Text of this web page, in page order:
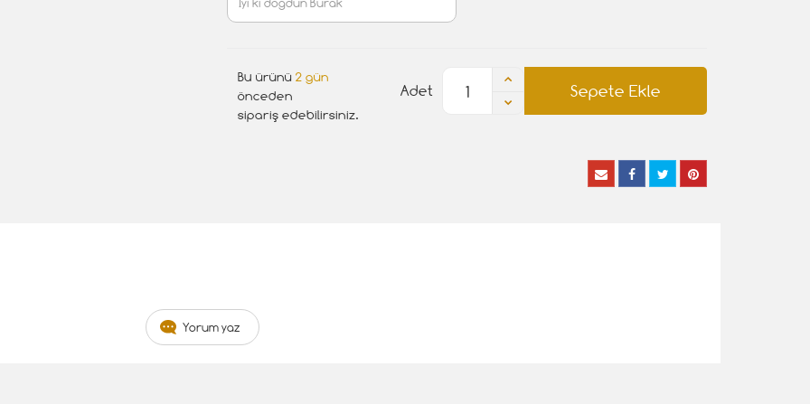
Bu ürünü 2 gün
önceden
sipariş edebilirsiniz.
Sepete Ekle
Adet
Yorum yaz